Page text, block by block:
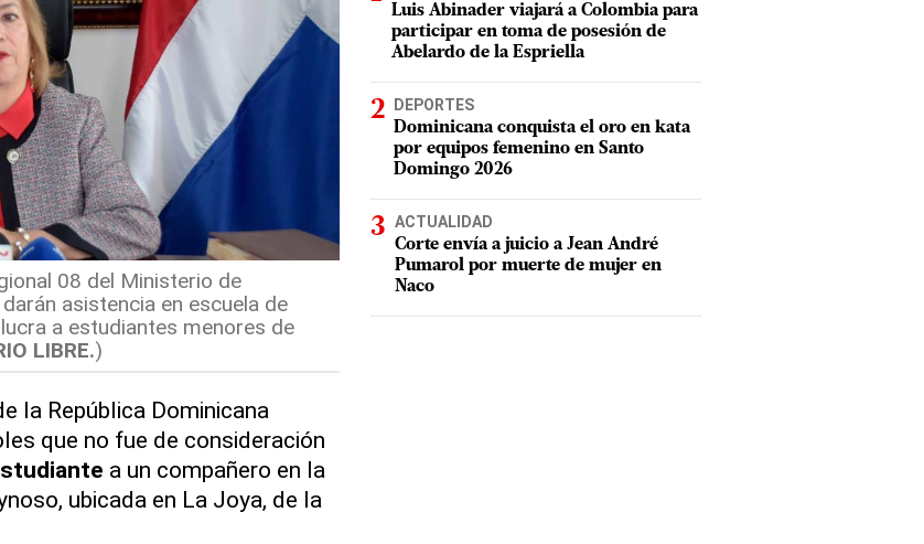
08 del Ministerio de
asistencia en escuela de
a estudiantes menores de
LIBRE.)
la República Dominicana
que no fue de consideración
a un compañero en la
ubicada en La Joya, de la
Luis Abinader viajará a Colombia para
participar en toma de posesión de
Abelardo de la Espriella
DEPORTES
Dominicana conquista el oro en kata
por equipos femenino en Santo
Domingo 2026
ACTUALIDAD
Corte envía a juicio a Jean André
Pumarol por muerte de mujer en
Naco